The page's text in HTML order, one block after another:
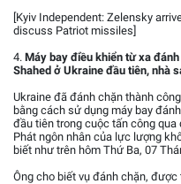
[Kyiv Independent: Zelensky
discuss Patriot missiles]
4. Máy bay điều khiển từ xa
Shahed ở Ukraine đầu tiên, nhà
Ukraine đã đánh chặn thành
bằng cách sử dụng máy bay
đầu tiên trong cuộc tấn công
Phát ngôn nhân của lực lượng
biết như trên hôm Thứ Ba, 07
Ông cho biết vụ đánh chặn,